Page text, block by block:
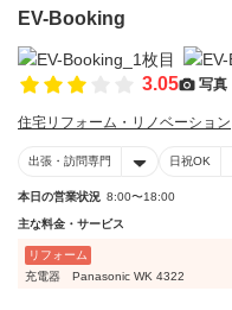
EV-Booking
3.05 写真
住宅リフォーム・リノベーション
出張・訪問専門 日祝OK
本日の営業状況 8:00〜18:00
主な料金・サービス
リフォーム
充電器 Panasonic WK 4322